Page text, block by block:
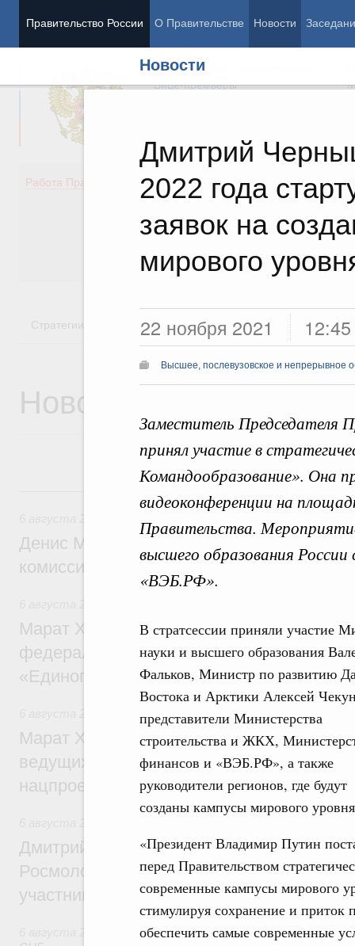
Правительство России О Правительстве Новости
Новости
Дмитрий
2022 года
заявок на
мирового
22 ноября 2021 12:45
Высшее, послевузовское и непрерывное
Заместитель Председателя
принял участие в
Командообразование». Она
видеоконференции на
Правительства.
высшего образования
«ВЭБ.РФ».
В стратсессии приняли участие
науки и высшего образования
Фальков, Министр по развитию
Востока и Арктики Алексей
представители Министерства
строительства и ЖКХ,
финансов и «ВЭБ.РФ», а также
руководители регионов, где будут
созданы кампусы мирового
«Президент Владимир Путин
перед Правительством
современные кампусы мирового
стимулируя сохранение и приток
обеспечить самые современные
Председатель Правительства
Вице-премьеры
Работа Правительства
Демография
Здоровье
Культура
Государство
Стратегии Государственные программы
Новости
6 августа, четверг
Денис Мантуров провёл заседание
комиссии по промышленности
Марат Хуснуллин: Более 130
федерального значения построено под
«Единого заказчика»
Национальный проект «Инфраструктура
Марат Хуснуллин: Порядка 200
ведущих к спортивным объектам,
нацпроекту «Инфраструктура для
Дмитрий Чернышенко, Сергей Кравцов и
Росмолодёжи Григорий Гуров
участников проекта «Кольцо открытий»
Евразийский экономический союз.